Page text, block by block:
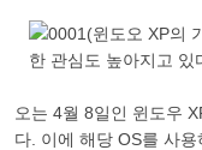
오는 4월 8일인 윈도우
다. 이에 해당 OS를 사